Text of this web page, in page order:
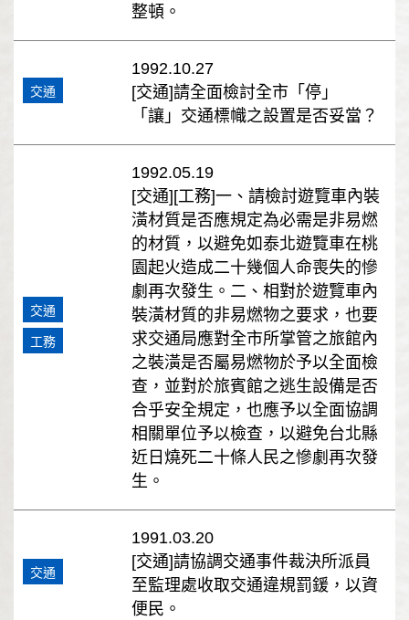
整頓。
交通
1992.10.27
[交通]請全面檢討全市「停」
「讓」交通標幟之設置是否妥當？
交通
工務
1992.05.19
[交通][工務]一、請檢討遊覽車內裝
潢材質是否應規定為必需是非易燃
的材質，以避免如泰北遊覽車在桃
園起火造成二十幾個人命喪失的慘
劇再次發生。二、相對於遊覽車內
裝潢材質的非易燃物之要求，也要
求交通局應對全市所掌管之旅館內
之裝潢是否屬易燃物於予以全面檢
查，並對於旅賓館之逃生設備是否
合乎安全規定，也應予以全面協調
相關單位予以檢查，以避免台北縣
近日燒死二十條人民之慘劇再次發
生。
交通
1991.03.20
[交通]請協調交通事件裁決所派員
至監理處收取交通違規罰鍰，以資
便民。